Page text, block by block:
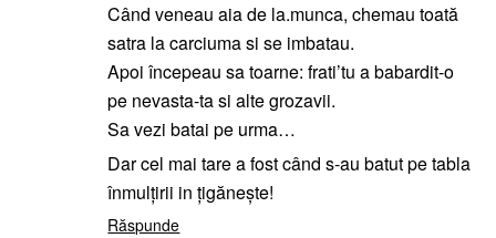
Când veneau aia de la.munca, chemau toată
satra la carciuma si se imbatau.
Apoi începeau sa toarne: frati’tu a babardit-o
pe nevasta-ta si alte grozavii.
Sa vezi batai pe urma…
Dar cel mai tare a fost când s-au batut pe tabla
înmulțirii in țigănește!
Răspunde